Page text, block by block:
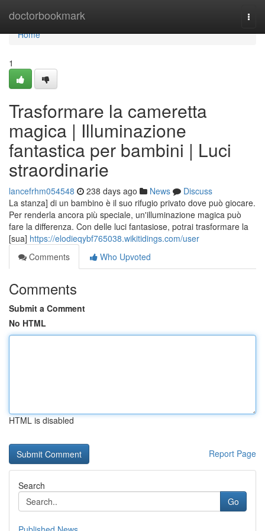
doctorbookmark
Home
Home
1
Trasformare la cameretta
magica | Illuminazione
fantastica per bambini | Luci
straordinarie
lancefrhm054548 238 days ago News
Discuss
La stanza] di un bambino è il suo rifugio privato dove può giocare.
Per renderla ancora più speciale, un'illuminazione magica può
fare la differenza. Con delle luci fantasiose, potrai trasformare la
[sua] https://elodieqybf765038.wikitidings.com/user
Comments
Who Upvoted
Comments
Submit a Comment
No HTML
HTML is disabled
Report Page
Search
Go